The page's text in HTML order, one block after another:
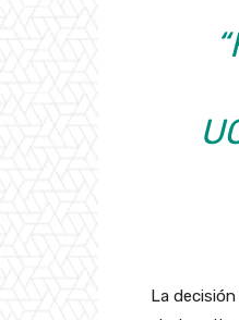
La